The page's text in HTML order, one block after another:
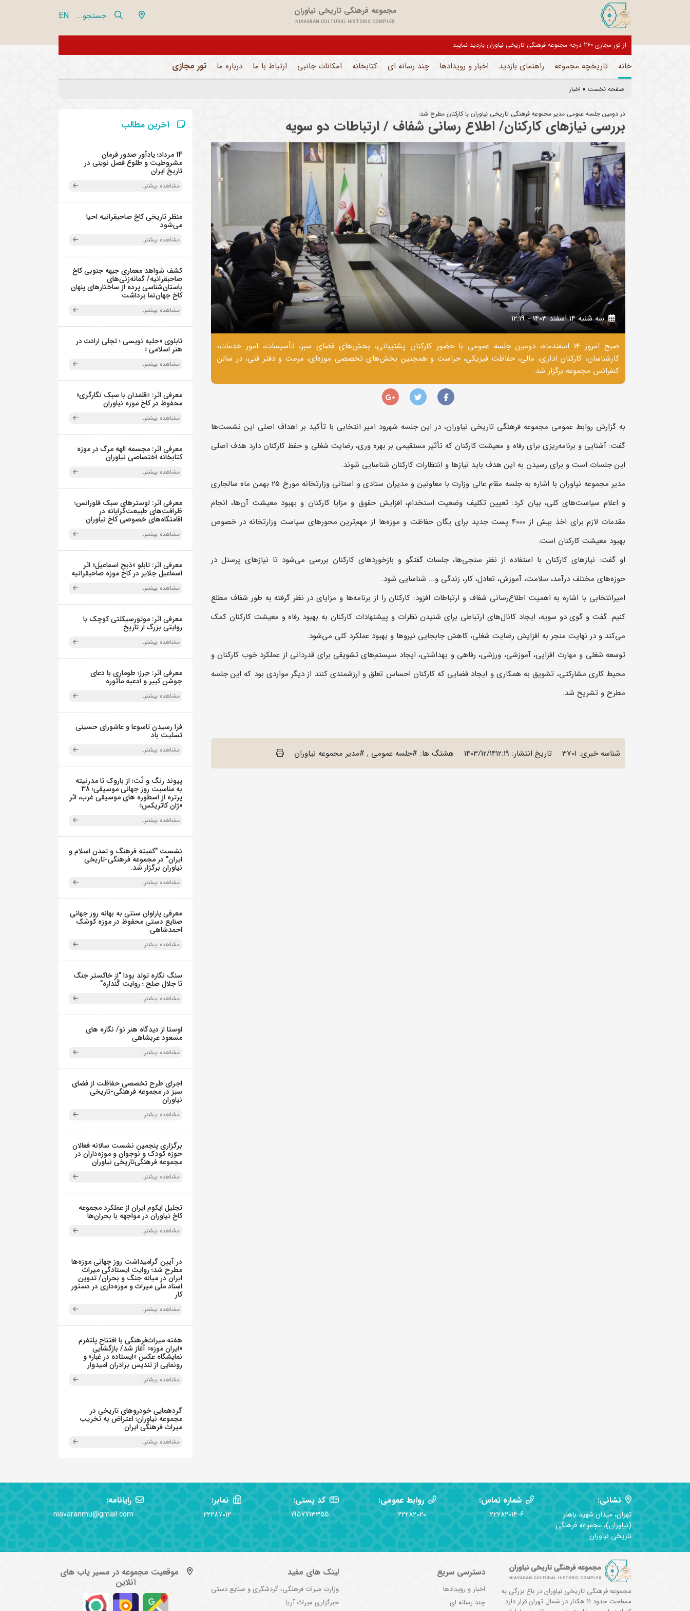
مجموعه فرهنگی تاریخی نیاوران
NIAVARAN CULTURAL HISTORIC COMPLEX جستجو... EN
از تور مجازی 360 درجه مجموعه فرهنگی تاریخی نیاوران بازدید نمایید بازدیدکنندگان گرامی، موزه های این مجموعه تا اطلاع ثانوی تعطیل می باشد و فقط بخش های اداری فعال است
خانه تاریخچه مجموعه راهنمای بازدید اخبار و رویدادها چند رسانه ای کتابخانه امکانات جانبی ارتباط با ما درباره ما تور مجازی
صفحه نخست » اخبار
در دومین جلسه عمومی مدیر مجموعه فرهنگی تاریخی نیاوران با کارکنان مطرح شد:
بررسی نیازهای کارکنان/ اطلاع رسانی شفاف / ارتباطات دو سویه
سه شنبه 14 اسفند 1403 - 12:19
صبح امروز 14 اسفندماه، دومین جلسه عمومی با حضور کارکنان پشتیبانی، بخش‌های فضای سبز، تأسیسات، امور خدمات،
کارشناسان، کارکنان اداری، مالی، حفاظت فیزیکی، حراست و همچنین بخش‌های تخصصی موزه‌ای، مرمت و دفتر فنی، در سالن
کنفرانس مجموعه برگزار شد.
به گزارش روابط عمومی مجموعه فرهنگی تاریخی نیاوران، در این جلسه شهرود‌ امیر انتخابی با تأکید بر اهداف اصلی این نشست‌ها
گفت: آشنایی و برنامه‌ریزی برای رفاه و معیشت کارکنان که تأثیر مستقیمی بر بهره وری، رضایت شغلی و حفظ کارکنان دارد هدف اصلی
این جلسات است و برای رسیدن به این هدف باید نیاز‌ها و انتظارات کارکنان شناسایی شوند.
مدیر مجموعه نیاوران با اشاره به جلسه مقام عالی وزارت با معاونین و مدیران ستادی و استانی وزارتخانه مورخ 25 بهمن ماه سالجاری
و اعلام سیاست‌های کلی، بیان کرد: تعیین تکلیف وضعیت استخدام، افزایش حقوق و مزایا کارکنان و بهبود معیشت آن‌ها، انجام
مقدمات لازم برای اخذ بیش از 4000 پست جدید برای یگان حفاظت و موزه‌ها از مهم‌ترین محور‌های سیاست وزارتخانه در خصوص
بهبود معیشت کارکنان است.
او گفت: نیاز‌های کارکنان با استفاده از نظر سنجی‌ها، جلسات گفتگو و بازخورد‌های کارکنان بررسی می‌شود تا نیاز‌های پرسنل در
حوزه‌های مختلف درآمد، سلامت، آموزش، تعادل، کار، زندگی و... شناسایی شود.
امیرانتخابی با اشاره به اهمیت اطلاع‌رسانی شفاف و ارتباطات افزود: کارکنان را از برنامه‌ها و مزایای در نظر گرفته به طور شفاف مطلع
کنیم. گفت و گوی دو سویه، ایجاد کانال‌های ارتباطی برای شنیدن نظرات و پیشنهادات کارکنان به بهبود رفاه و معیشت کارکنان کمک
می‌کند و در نهایت منجر به افزایش رضایت شغلی، کاهش جابجایی نیرو‌ها و بهبود عملکرد کلی می‌شود.
توسعه شغلی و مهارت افزایی، آموزشی، ورزشی، رفاهی و بهداشتی، ایجاد سیستم‌های تشویقی برای قدردانی از عملکرد خوب کارکنان و
محیط کاری مشارکتی، تشویق به همکاری و ایجاد فضایی که کارکنان احساس تعلق و ارزشمندی کنند از دیگر مواردی بود که این جلسه
مطرح و تشریح شد.
شناسه خبری: 3701 تاریخ انتشار: 1403/12/1412:19 هشتگ ها: #جلسه عمومی , #مدیر مجموعه نیاوران
آخرین مطالب
14 مرداد؛ یادآور صدور فرمان
مشروطیت و طلوع فصل نوینی در
تاریخ ایران
مشاهده بیشتر..
منظر تاریخی کاخ صاحبقرانیه احیا
می‌شود
مشاهده بیشتر..
کشف شواهد معماری جبهه جنوبی کاخ
صاحبقرانیه/ گمانه‌زنی‌های
باستان‌شناسی پرده از ساختارهای پنهان
کاخ جهان‌نما برداشت
مشاهده بیشتر..
تابلوی «حلیه نویسی ؛ تجلی ارادت در
هنر اسلامی »
مشاهده بیشتر..
معرفی اثر: «قلمدان با سبک نگارگری»
محفوظ در کاخ موزه نیاوران
مشاهده بیشتر..
معرفی اثر: مجسمه الهه مرگ در موزه
کتابخانه اختصاصی نیاوران
مشاهده بیشتر..
معرفی اثر: لوسترهای سبک فلورانس؛
ظرافت‌های طبیعت‌گرایانه در
اقامتگاه‌های خصوصی کاخ نیاوران
مشاهده بیشتر..
معرفی اثر: تابلو «ذبح اسماعیل» اثر
اسماعیل جلایر در کاخ موزه صاحبقرانیه
مشاهده بیشتر..
معرفی اثر: موتورسیکلتی کوچک با
روایتی بزرگ از تاریخ
مشاهده بیشتر..
معرفی اثر: حِرز؛ طوماری با دعای
جوشن کبیر و ادعیه مأثوره
مشاهده بیشتر..
فرا رسیدن تاسوعا و عاشورای حسینی
تسلیت باد
مشاهده بیشتر..
پیوند رنگ و نُت؛ از باروک تا مدرنیته
به مناسبت روز جهانی موسیقی؛ 38
پرتره از اسطوره های موسیقی غرب، اثر
«ژان کاتریکس»
مشاهده بیشتر..
نشست "کمیته فرهنگ و تمدن اسلام و
ایران" در مجموعه فرهنگی‌-تاریخی
نیاوران برگزار شد.
مشاهده بیشتر..
معرفی پاراوان سنتی به بهانه روز جهانی
صنایع دستی محفوظ در موزه کوشک
احمدشاهی
مشاهده بیشتر..
سنگ نگاره تولد بودا "از خاکستر جنگ
تا جلال صلح ؛ روایت گَنداره"
مشاهده بیشتر..
اوستا از دیدگاه هنر نو/ نگاره های
مسعود عربشاهی
مشاهده بیشتر..
اجرای طرح تخصصی حفاظت از فضای
سبز در مجموعه فرهنگی-تاریخی
نیاوران
مشاهده بیشتر..
برگزاری پنجمین نشست سالانه فعالان
حوزه کودک و نوجوان و موزه‌داران در
مجموعه فرهنگی‌تاریخی نیاوران
مشاهده بیشتر..
تجلیل ایکوم ایران از عملکرد مجموعه
کاخ نیاوران در مواجهه با بحران‌ها
مشاهده بیشتر..
در آیین گرامیداشت روز جهانی موزه‌ها
مطرح شد؛ روایت ایستادگی میراث
ایران در میانه جنگ و بحران/ تدوین
اسناد ملی میراث و موزه‌داری در دستور
کار
مشاهده بیشتر..
هفته میراث‌فرهنگی با افتتاح پلتفرم
«ایران موزه» آغاز شد/ بازگشایی
نمایشگاه عکس «ایستاده در غبار» و
رونمایی از تندیس برادران امیدوار
مشاهده بیشتر..
گردهمایی خودروهای تاریخی در
مجموعه نیاوران؛ اعتراض به تخریب
میراث فرهنگی ایران
مشاهده بیشتر..
نشانی:
تهران، میدان شهید باهنر
(نیاوران)، مجموعه فرهنگی
تاریخی نیاوران
شماره تماس:
22282014-6
روابط عمومی:
22282020
کد پستی:
1957713355
نمابر:
22287012
رایانامه:
niavaranmu@gmail.com
مجموعه فرهنگی تاریخی نیاوران در باغ بزرگی به
مساحت حدود 11 هکتار در شمال تهران قرار دارد
دسترسی سریع
اخبار و رویدادها
چند رسانه ای
لینک های مفید
وزارت میراث فرهنگی، گردشگری و صنایع دستی
خبرگزاری میراث آریا
موقعیت مجموعه در مسیر یاب های
آنلاین